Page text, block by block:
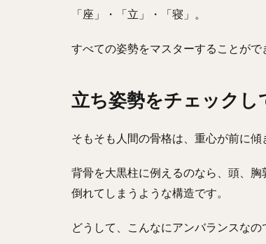
「座」・「立」・「寝」。
すべての姿勢をマスターすることがで
立ち姿勢をチェックし
そもそも人間の骨格は、重心が前に傾
背骨を大黒柱に例えるのなら、頭、
倒れてしまうような構造です。
どうして、こんなにアンバランスなの